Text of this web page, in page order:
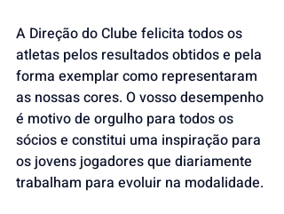
A Direção do Clube felicita todos os
atletas pelos resultados obtidos e pela
forma exemplar como representaram
as nossas cores. O vosso desempenho
é motivo de orgulho para todos os
sócios e constitui uma inspiração para
os jovens jogadores que diariamente
trabalham para evoluir na modalidade.